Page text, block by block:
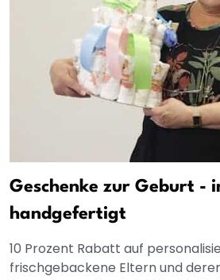
Geschenke zur Geburt -
handgefertigt
10 Prozent Rabatt auf
frischgebackene Eltern und